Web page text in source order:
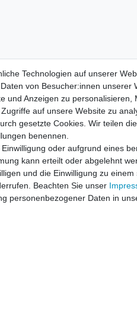
per
Technologien auf unserer
von Besucher:innen unserer
und Anzeigen zu personalisieren,
auf unsere Website zu
gesetzte Cookies. Wir teilen
benennen.
oder aufgrund eines
kann erteilt oder abgelehnt
und die Einwilligung zu einem
Beachten Sie unser
personenbezogener Daten in